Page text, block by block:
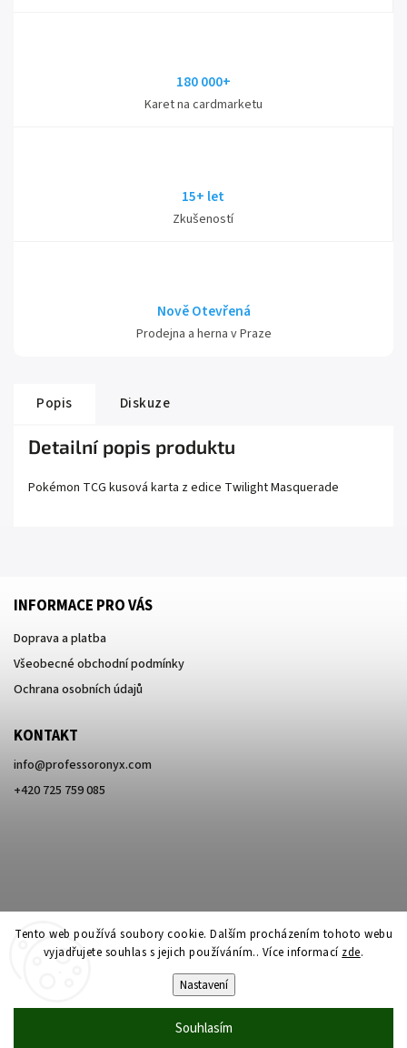
Tento web používá soubory cookie. Dalším procházením tohoto webu
vyjadřujete souhlas s jejich používáním.. Více informací zde.
Nastavení
Souhlasím
180 000+
Karet na cardmarketu
15+ let
Zkušeností
Nově Otevřená
Prodejna a herna v Praze
Popis Diskuze
Detailní popis produktu
Pokémon TCG kusová karta z edice Twilight Masquerade
INFORMACE PRO VÁS
Doprava a platba
Všeobecné obchodní podmínky
Ochrana osobních údajů
KONTAKT
info@professoronyx.com
+420 725 759 085
Professor Onyx. Všechna práva vyhrazena.